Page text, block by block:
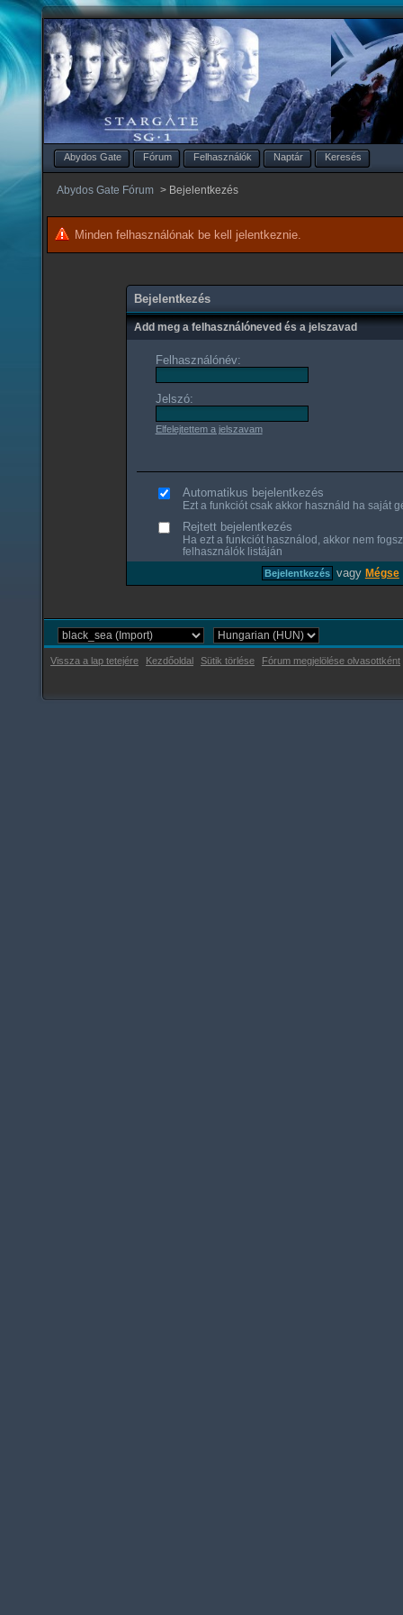
Abydos Gate Fórum Felhasználók Naptár Keresés
Abydos Gate Fórum > Bejelentkezés
Minden felhasználónak be kell jelentkeznie.
Bejelentkezés
Add meg a felhasználóneved és a jelszavad
Felhasználónév:
Jelszó:
Elfelejtettem a jelszavam
Automatikus bejelentkezés
Ezt a funkciót csak akkor használd ha saját
Rejtett bejelentkezés
Ha ezt a funkciót használod, akkor nem
felhasználók listáján
vagy Mégse
Vissza a lap tetejére Kezdőoldal Sütik törlése Fórum megjelölése olvasottként